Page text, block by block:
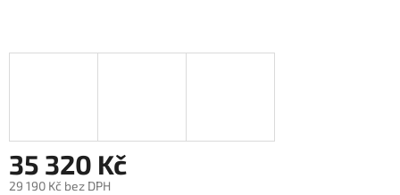
35 320 Kč
29 190 Kč bez DPH